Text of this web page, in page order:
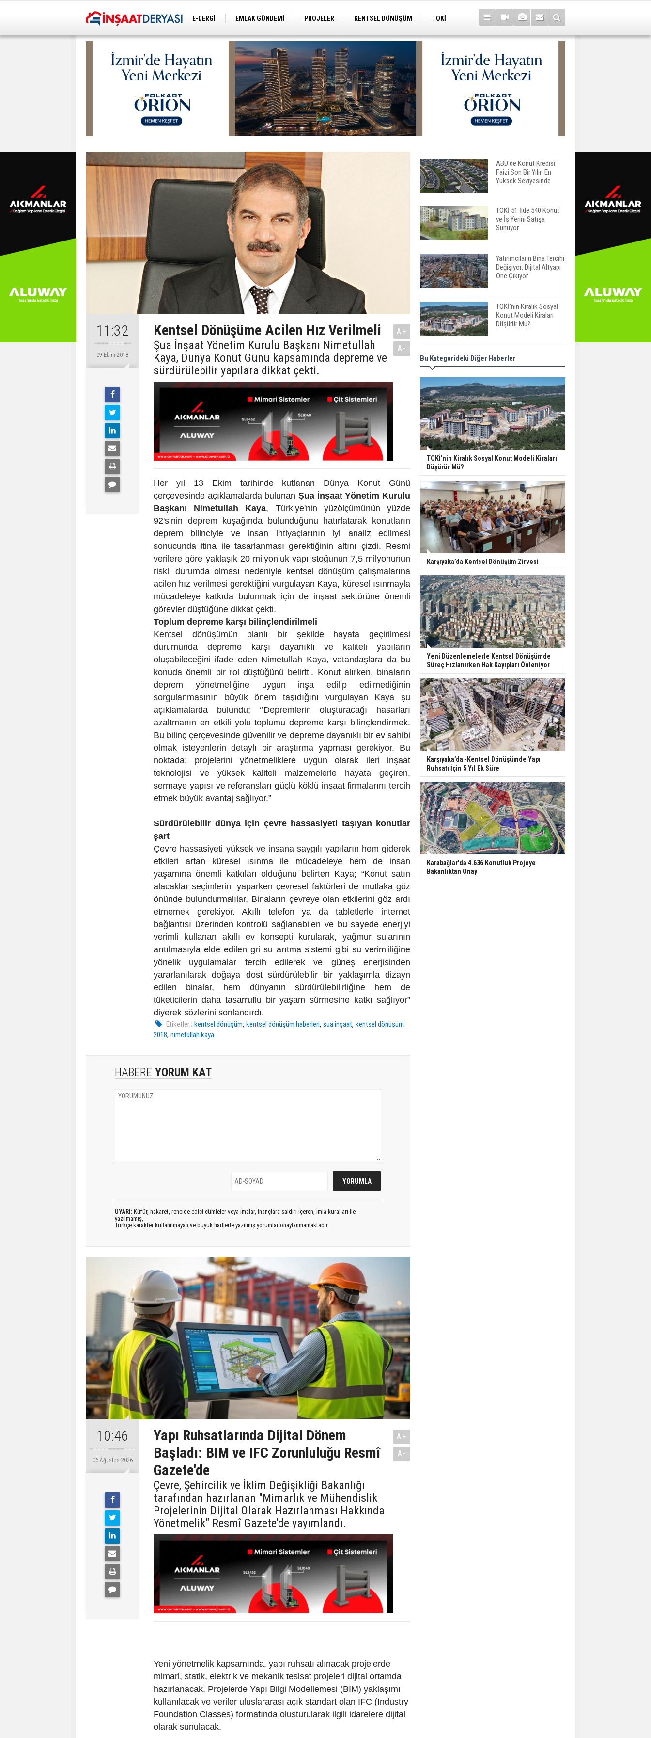
E-DERGİ EMLAK GÜNDEMİ PROJELER KENTSEL DÖNÜŞÜM
TOKİ
11:32
09 Ekim 2018
Kentsel Dönüşüme Acilen Hız Verilmeli
Şua İnşaat Yönetim Kurulu Başkanı Nimetullah
Kaya, Dünya Konut Günü kapsamında depreme ve
sürdürülebilir yapılara dikkat çekti.
A+
A-
Her yıl 13 Ekim tarihinde kutlanan Dünya Konut Günü
çerçevesinde açıklamalarda bulunan Şua İnşaat Yönetim Kurulu
Başkanı Nimetullah Kaya,
Türkiye'nin yüzölçümünün yüzde
92'sinin deprem kuşağında bulunduğunu hatırlatarak konutların
deprem bilinciyle ve insan ihtiyaçlarının iyi analiz edilmesi
sonucunda itina ile tasarlanması gerektiğinin altını çizdi. Resmi
verilere göre yaklaşık 20 milyonluk yapı stoğunun 7,5 milyonunun
riskli durumda olması nedeniyle kentsel dönüşüm çalışmalarına
acilen hız verilmesi gerektiğini vurgulayan Kaya, küresel ısınmayla
mücadeleye katkıda bulunmak için de inşaat sektörüne önemli
görevler düştüğüne dikkat çekti.
Toplum depreme karşı bilinçlendirilmeli
Kentsel dönüşümün planlı bir şekilde hayata geçirilmesi
durumunda depreme karşı dayanıklı ve kaliteli yapıların
oluşabileceğini ifade eden Nimetullah Kaya, vatandaşlara da bu
konuda önemli bir rol düştüğünü belirtti. Konut alırken, binaların
deprem yönetmeliğine uygun inşa edilip edilmediğinin
sorgulanmasının büyük önem taşıdığını vurgulayan Kaya şu
açıklamalarda bulundu; ‘’Depremlerin oluşturacağı hasarları
azaltmanın en etkili yolu toplumu depreme karşı bilinçlendirmek.
Bu bilinç çerçevesinde güvenilir ve depreme dayanıklı bir ev sahibi
olmak isteyenlerin detaylı bir araştırma yapması gerekiyor. Bu
noktada; projelerini yönetmeliklere uygun olarak ileri inşaat
teknolojisi ve yüksek kaliteli malzemelerle hayata geçiren,
sermaye yapısı ve referansları güçlü köklü inşaat firmalarını tercih
etmek büyük avantaj sağlıyor.”
Sürdürülebilir dünya için çevre hassasiyeti taşıyan konutlar
şart
Çevre hassasiyeti yüksek ve insana saygılı yapıların hem giderek
etkileri artan küresel ısınma ile mücadeleye hem de insan
yaşamına önemli katkıları olduğunu belirten Kaya; “Konut satın
alacaklar seçimlerini yaparken çevresel faktörleri de mutlaka göz
önünde bulundurmalılar. Binaların çevreye olan etkilerini göz ardı
etmemek gerekiyor. Akıllı telefon ya da tabletlerle internet
bağlantısı üzerinden kontrolü sağlanabilen ve bu sayede enerjiyi
verimli kullanan akıllı ev konsepti kurularak,
yağmur sularının
arıtılmasıyla elde edilen gri su arıtma sistemi gibi su verimliliğine
yönelik uygulamalar tercih edilerek ve güneş enerjisinden
yararlanılarak doğaya dost sürdürülebilir bir yaklaşımla dizayn
edilen binalar, hem dünyanın sürdürülebilirliğine hem de
tüketicilerin daha tasarruflu bir yaşam sürmesine katkı sağlıyor”
diyerek sözlerini sonlandırdı.
Etiketler : kentsel dönüşüm,kentsel dönüşüm haberleri,şua inşaat,kentsel dönüşüm
2018, nimetullah kaya
HABERE YORUM KAT
UYARI: Küfür, hakaret, rencide edici cümleler veya imalar, inançlara saldırı içeren, imla kuralları ile
yazılmamış,
Türkçe karakter kullanılmayan ve büyük harflerle yazılmış yorumlar onaylanmamaktadır.
10:46
06 Ağustos 2026
Yapı Ruhsatlarında Dijital Dönem
Başladı: BIM ve IFC Zorunluluğu Resmî
Gazete'de
Çevre, Şehircilik ve İklim Değişikliği Bakanlığı
tarafından hazırlanan "Mimarlık ve Mühendislik
Projelerinin Dijital Olarak Hazırlanması Hakkında
Yönetmelik" Resmî Gazete'de yayımlandı.
A+
A-
Yeni yönetmelik kapsamında, yapı ruhsatı alınacak projelerde
mimari, statik, elektrik ve mekanik tesisat projeleri dijital ortamda
hazırlanacak. Projelerde Yapı Bilgi Modellemesi (BIM) yaklaşımı
kullanılacak ve veriler uluslararası açık standart olan IFC (Industry
Foundation Classes) formatında oluşturularak ilgili idarelere dijital
olarak sunulacak.
ABD'de Konut Kredisi
Faizi Son Bir Yılın En
Yüksek Seviyesinde
TOKİ 51 İlde 540 Konut
ve İş Yerini Satışa
Sunuyor
Yatırımcıların Bina Tercihi
Değişiyor: Dijital Altyapı
Öne Çıkıyor
TOKİ'nin Kiralık Sosyal
Konut Modeli Kiraları
Düşürür Mü?
İkinci El Konut Fiyatları
İspanya'da Bir Yılda
Konut Satışları Güçlü
Seyrini Korudu Yabancıya
Satış Geriledi
ABD'de İnşaat
Harcamaları Geriledi
Tercih Döneminde
Barınma Telaşı Başladı
Aileden Miras Kalan Ev
Nasıl Satılır?
İstanbul'da 15 Bin Kiralık
Sosyal Konut Eylülde
Kiraya Verilecek
Bu Kategorideki Diğer Haberler
TOKİ'nin Kiralık Sosyal Konut Modeli Kiraları
Düşürür Mü?
Karşıyaka’da Kentsel Dönüşüm Zirvesi
Yeni Düzenlemelerle Kentsel Dönüşümde
Süreç Hızlanırken Hak Kayıpları Önleniyor
Karşıyaka’da -Kentsel Dönüşümde Yapı
Ruhsatı İçin 5 Yıl Ek Süre
Karabağlar'da 4.636 Konutluk Projeye
Bakanlıktan Onay